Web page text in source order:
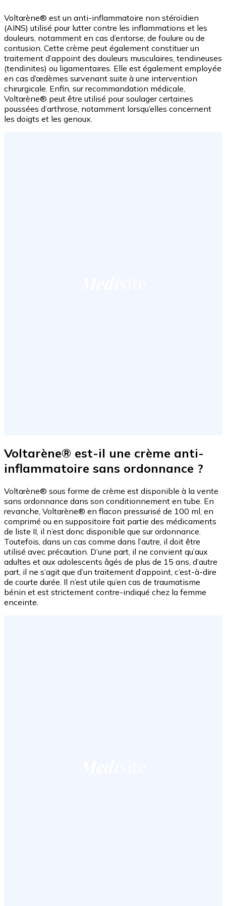
Voltarène® est un anti-inflammatoire non stéroïdien
(AINS) utilisé pour lutter contre les inflammations et les
douleurs, notamment en cas d’entorse, de foulure ou de
contusion. Cette crème peut également constituer un
traitement d’appoint des douleurs musculaires, tendineuses
(tendinites) ou ligamentaires. Elle est également employée
en cas d’œdèmes survenant suite à une intervention
chirurgicale. Enfin, sur recommandation médicale,
Voltarène® peut être utilisé pour soulager certaines
poussées d’arthrose, notamment lorsqu’elles concernent
les doigts et les genoux.
Voltarène® est-il une crème anti-
inflammatoire sans ordonnance ?
Voltarène® sous forme de crème est disponible à la vente
sans ordonnance dans son conditionnement en tube. En
revanche, Voltarène® en flacon pressurisé de 100 ml, en
comprimé ou en suppositoire fait partie des médicaments
de liste II, il n’est donc disponible que sur ordonnance.
Toutefois, dans un cas comme dans l’autre, il doit être
utilisé avec précaution. D’une part, il ne convient qu’aux
adultes et aux adolescents âgés de plus de 15 ans, d’autre
part, il ne s’agit que d’un traitement d’appoint, c’est-à-dire
de courte durée. Il n’est utile qu’en cas de traumatisme
bénin et est strictement contre-indiqué chez la femme
enceinte.